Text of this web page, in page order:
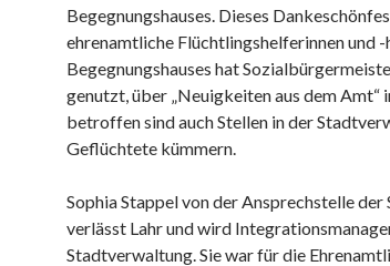
Begegnungshauses. Dieses
ehrenamtliche Flüchtlingshelferinnen und
Begegnungshauses hat
genutzt, über „Neuigkeiten aus dem Amt“
betroffen sind auch Stellen in der
Geflüchtete kümmern.
Sophia Stappel von der Ansprechstelle
verlässt Lahr und wird
Stadtverwaltung. Sie war für die